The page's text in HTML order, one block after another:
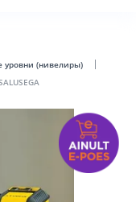
уровни (нивелиры)